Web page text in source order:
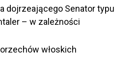
dojrzeającego Senator typu
– w zależności
włoskich